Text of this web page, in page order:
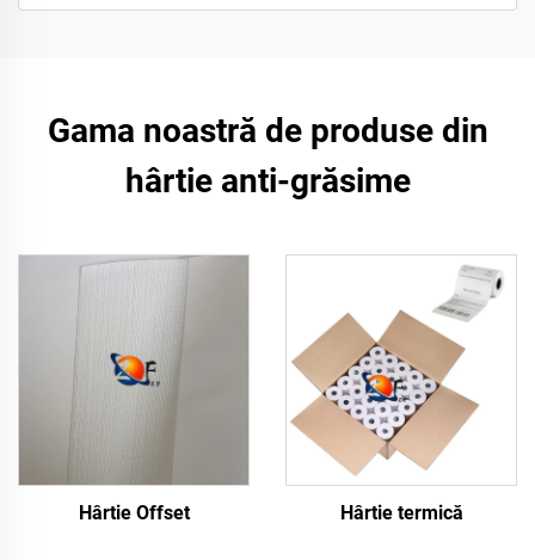
Gama noastră de produse din
hârtie anti-grăsime
Hârtie Offset Hârtie termică